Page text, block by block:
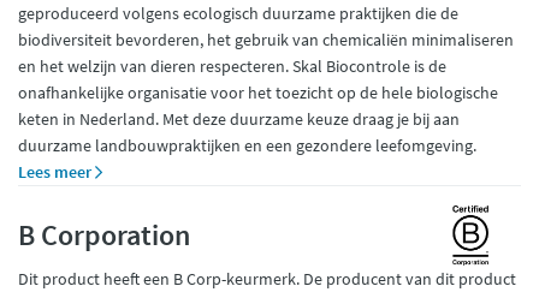
geproduceerd volgens ecologisch duurzame praktijken die de
biodiversiteit bevorderen, het gebruik van chemicaliën minimaliseren
en het welzijn van dieren respecteren. Skal Biocontrole is de
onafhankelijke organisatie voor het toezicht op de hele biologische
keten in Nederland. Met deze duurzame keuze draag je bij aan
duurzame landbouwpraktijken en een gezondere leefomgeving.
Lees meer
B Corporation
Dit product heeft een B Corp-keurmerk. De producent van dit product